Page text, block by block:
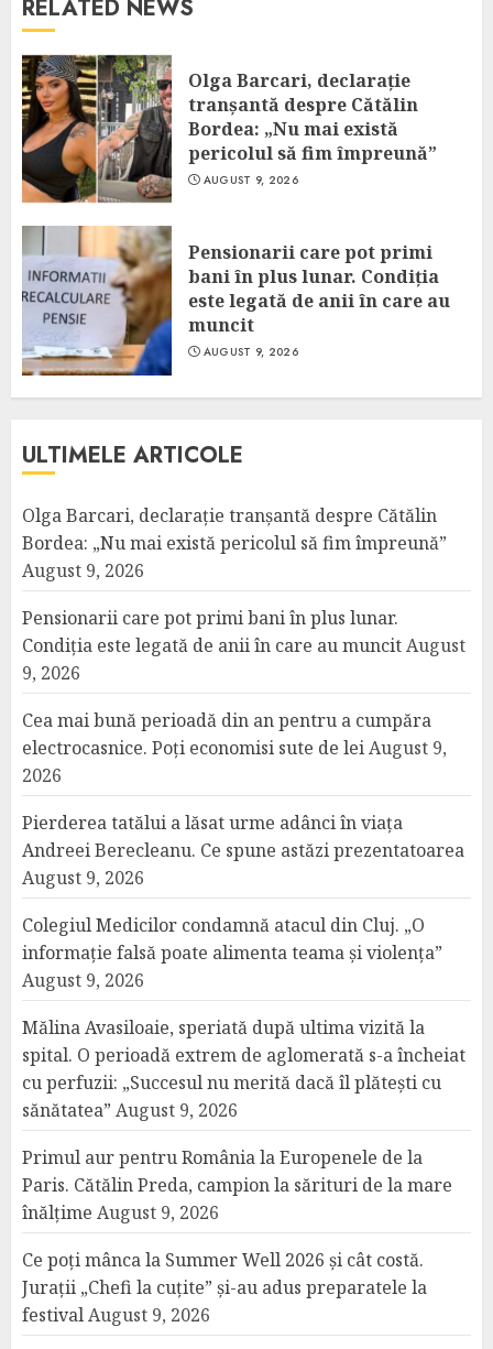
RELATED NEWS
Olga Barcari, declarație
tranșantă despre Cătălin
Bordea: „Nu mai există
pericolul să fim împreună”
AUGUST 9, 2026
Pensionarii care pot primi
bani în plus lunar. Condiția
este legată de anii în care au
muncit
AUGUST 9, 2026
ULTIMELE ARTICOLE
Olga Barcari, declarație tranșantă despre Cătălin
Bordea: „Nu mai există pericolul să fim împreună”
August 9, 2026
Pensionarii care pot primi bani în plus lunar.
Condiția este legată de anii în care au muncitAugust
9, 2026
Cea mai bună perioadă din an pentru a cumpăra
electrocasnice. Poți economisi sute de leiAugust 9,
2026
Pierderea tatălui a lăsat urme adânci în viața
Andreei Berecleanu. Ce spune astăzi prezentatoarea
August 9, 2026
Colegiul Medicilor condamnă atacul din Cluj. „O
informație falsă poate alimenta teama și violența”
August 9, 2026
Mălina Avasiloaie, speriată după ultima vizită la
spital. O perioadă extrem de aglomerată s-a încheiat
cu perfuzii: „Succesul nu merită dacă îl plătești cu
sănătatea” August 9, 2026
Primul aur pentru România la Europenele de la
Paris. Cătălin Preda, campion la sărituri de la mare
înălțime August 9, 2026
Ce poți mânca la Summer Well 2026 și cât costă.
Jurații „Chefi la cuțite” și-au adus preparatele la
festivalAugust 9, 2026